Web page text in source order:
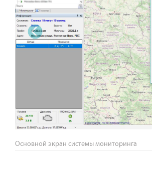
‹
Основной экран системы мониторинга